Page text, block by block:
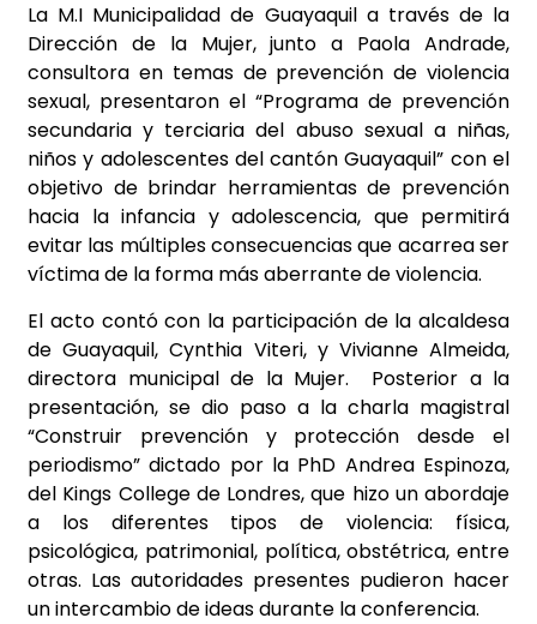
La M.I Municipalidad de Guayaquil a través de la
Dirección de la Mujer, junto a Paola Andrade,
consultora en temas de prevención de violencia
sexual, presentaron el “Programa de prevención
secundaria y terciaria del abuso sexual a niñas,
niños y adolescentes del cantón Guayaquil” con el
objetivo de brindar herramientas de prevención
hacia la infancia y adolescencia, que permitirá
evitar las múltiples consecuencias que acarrea ser
víctima de la forma más aberrante de violencia.
El acto contó con la participación de la alcaldesa
de Guayaquil, Cynthia Viteri, y Vivianne Almeida,
directora municipal de la Mujer. Posterior a la
presentación, se dio paso a la charla magistral
“Construir prevención y protección desde el
periodismo” dictado por la PhD Andrea Espinoza,
del Kings College de Londres, que hizo un abordaje
a los diferentes tipos de violencia: física,
psicológica, patrimonial, política, obstétrica, entre
otras. Las autoridades presentes pudieron hacer
un intercambio de ideas durante la conferencia.